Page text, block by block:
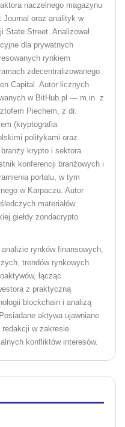
naczelnego magazynu
Journal oraz analityk w
State Street. Analizował
dla prywatnych
rynkiem
zdecentralizowanego
Capital. Autor licznych
w BitHub.pl — m.in. z
Piechem, z dr.
(kryptografia
politykami oraz
krypto i sektora
konferencji branżowych i
portalu, w tym
w Karpaczu. Autor
materiałów
giełdy zondacrypto
rynków finansowych,
trendów rynkowych
łącząc
z praktyczną
blockchain i analizą
aktywa ujawniane
w zakresie
konfliktów interesów.